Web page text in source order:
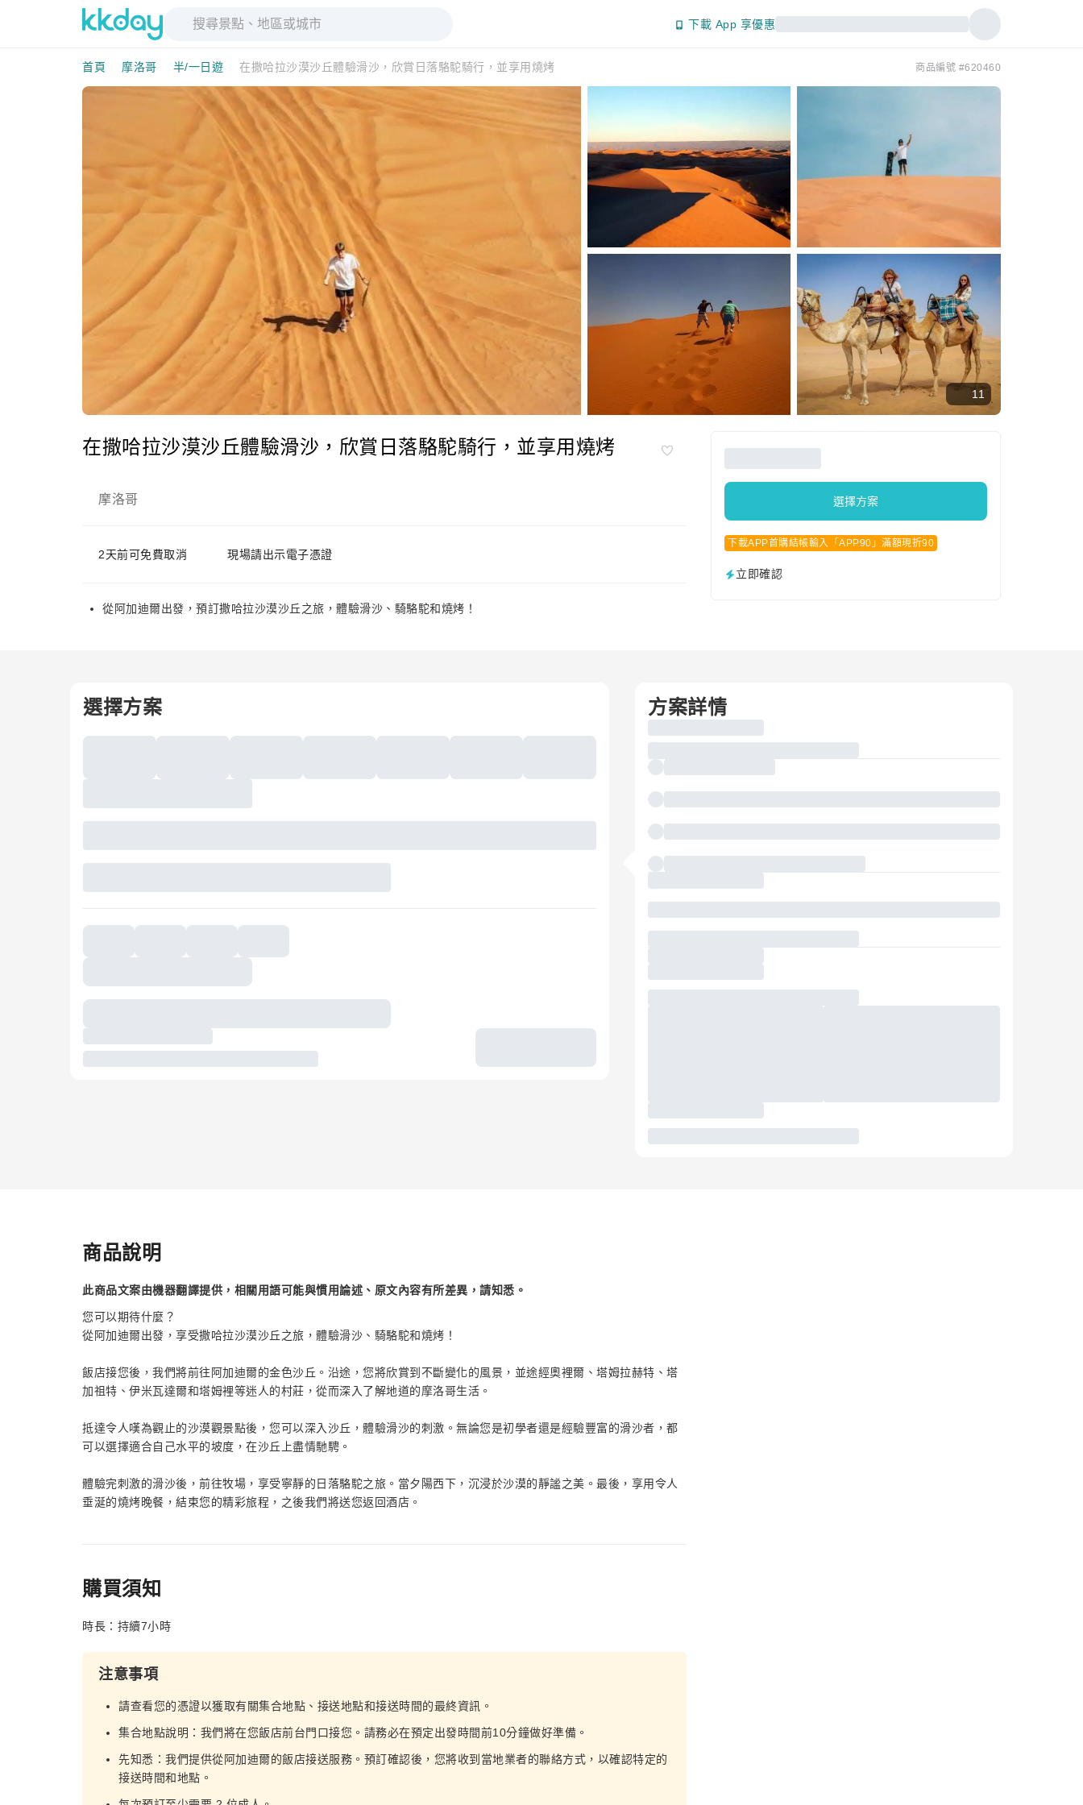
下載 App 享優惠
首頁 摩洛哥 半/一日遊 在撒哈拉沙漠沙丘體驗滑沙，欣賞日落駱駝騎行，並享用燒烤 商品編號 #620460
11
在撒哈拉沙漠沙丘體驗滑沙，欣賞日落駱駝騎行，並享用燒烤
摩洛哥
2天前可免費取消 現場請出示電子憑證
從阿加迪爾出發，預訂撒哈拉沙漠沙丘之旅，體驗滑沙、騎駱駝和燒烤！
選擇方案
下載APP首購結帳輸入「APP90」滿額現折90
立即確認
選擇方案 方案詳情
商品說明
此商品文案由機器翻譯提供，相關用語可能與慣用論述、原文內容有所差異，請知悉。
您可以期待什麼？
從阿加迪爾出發，享受撒哈拉沙漠沙丘之旅，體驗滑沙、騎駱駝和燒烤！
飯店接您後，我們將前往阿加迪爾的金色沙丘。沿途，您將欣賞到不斷變化的風景，並途經奧裡爾、塔姆拉赫特、塔
加祖特、伊米瓦達爾和塔姆裡等迷人的村莊，從而深入了解地道的摩洛哥生活。
抵達令人嘆為觀止的沙漠觀景點後，您可以深入沙丘，體驗滑沙的刺激。無論您是初學者還是經驗豐富的滑沙者，都
可以選擇適合自己水平的坡度，在沙丘上盡情馳騁。
體驗完刺激的滑沙後，前往牧場，享受寧靜的日落駱駝之旅。當夕陽西下，沉浸於沙漠的靜謐之美。最後，享用令人
垂涎的燒烤晚餐，結束您的精彩旅程，之後我們將送您返回酒店。
購買須知
時長：持續7小時
注意事項
請查看您的憑證以獲取有關集合地點、接送地點和接送時間的最終資訊。
集合地點說明：我們將在您飯店前台門口接您。請務必在預定出發時間前10分鐘做好準備。
先知悉：我們提供從阿加迪爾的飯店接送服務。預訂確認後，您將收到當地業者的聯絡方式，以確認特定的
接送時間和地點。